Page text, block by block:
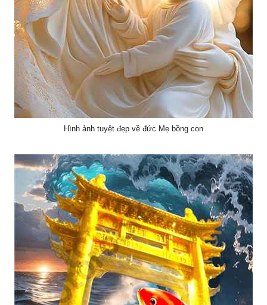
Hình ảnh tuyệt đẹp về đức Mẹ bồng con